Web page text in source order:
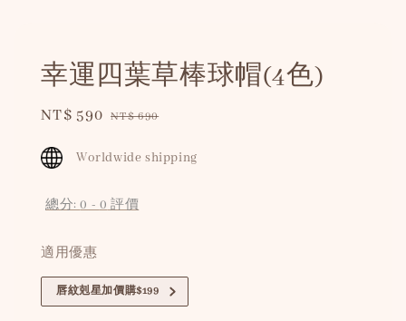
幸運四葉草棒球帽(4色)
Sale
NT$ 590 Regular
NT$ 690
Worldwide shipping
總分:0 - 0 評價
適用優惠
唇紋剋星加價購$199